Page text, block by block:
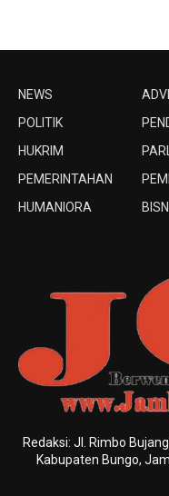
NEWS
POLITIK
HUKRIM
PEMERINTAHAN
HUMANIORA
Redaksi: Jl. Rimbo
Kabupaten Bungo,